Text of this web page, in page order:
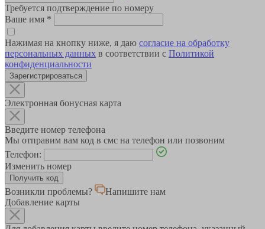
Требуется подтверждение по номеру
Ваше имя *
Нажимая на кнопку ниже, я даю согласие на обработку
персональных данных в соответствии с Политикой
конфиденциальности
Зарегистрироваться
Электронная бонусная карта
Введите номер телефона
Мы отправим вам код в смс на телефон или позвоним
Телефон:
Изменить номер
Возникли проблемы?
Напишите нам
Добавление карты